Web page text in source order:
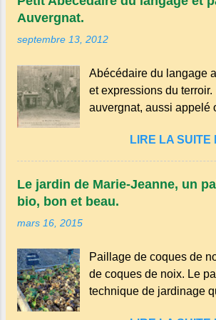
Auvergnat.
septembre 13, 2012
Abécédaire du langage
et expressions du
auvergnat, aussi appelé
parlé principalement en
certaines parties du
romanes et est classé
et en traditions. Par
des mots typiques
(s'accroupir) ou "aze"
LIRE LA
Le jardin de Marie-Jeanne, un
bio, bon et beau.
mars 16, 2015
Paillage de coques de
de coques de noix. Le
technique de jardinage